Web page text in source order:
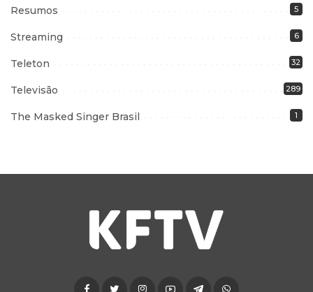
Resumos 5
Streaming 6
Teleton 32
Televisão 289
The Masked Singer Brasil 1